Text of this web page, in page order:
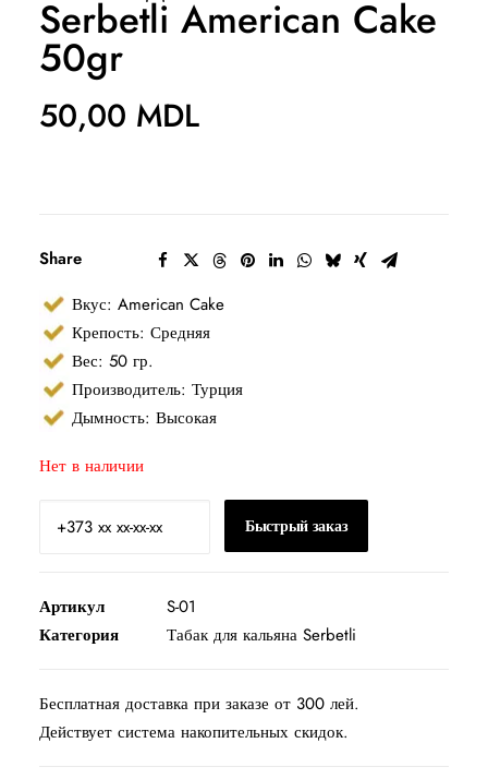
Serbetli American Cake
50gr
50,00 MDL
Share
Вкус: American Cake
Крепость: Средняя
Вес: 50 гр.
Производитель: Турция
Дымность: Высокая
Нет в наличии
Быстрый заказ
Артикул
S-01
Категория
Табак для кальяна Serbetli
Бесплатная доставка при заказе от 300 лей.
Действует система накопительных скидок.